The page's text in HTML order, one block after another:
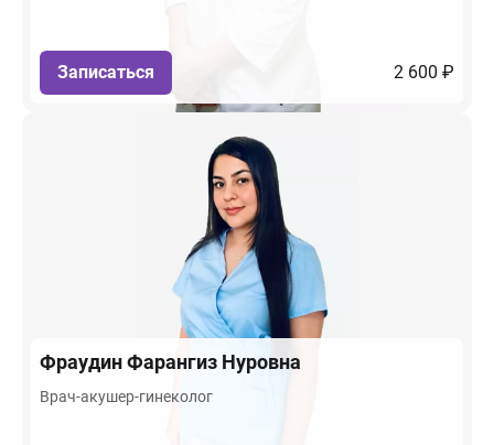
Записаться 2 600 ₽
ФраудинФарангиз Нуровна
Врач-акушер-гинеколог